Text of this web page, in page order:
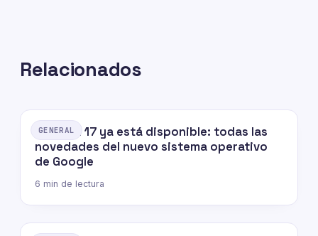
Relacionados
GENERAL
Android 17 ya está disponible: todas las
novedades del nuevo sistema operativo
de Google
6 min de lectura